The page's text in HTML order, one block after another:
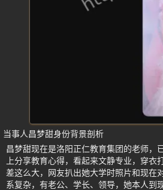
当事人昌梦甜身份背景剖析
昌梦甜现在是洛阳正仁教育集团的老师，
上分享教育心得，看起来文静专业，穿衣
差这么大，网友扒出她大学时照片和现在
系复杂，有老公、学长、领导，她本人到